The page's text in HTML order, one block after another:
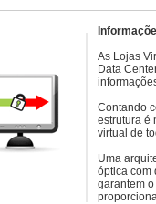
As Lojas
Data
Contando
estrutura é
virtual de
Uma
óptica com
garantem